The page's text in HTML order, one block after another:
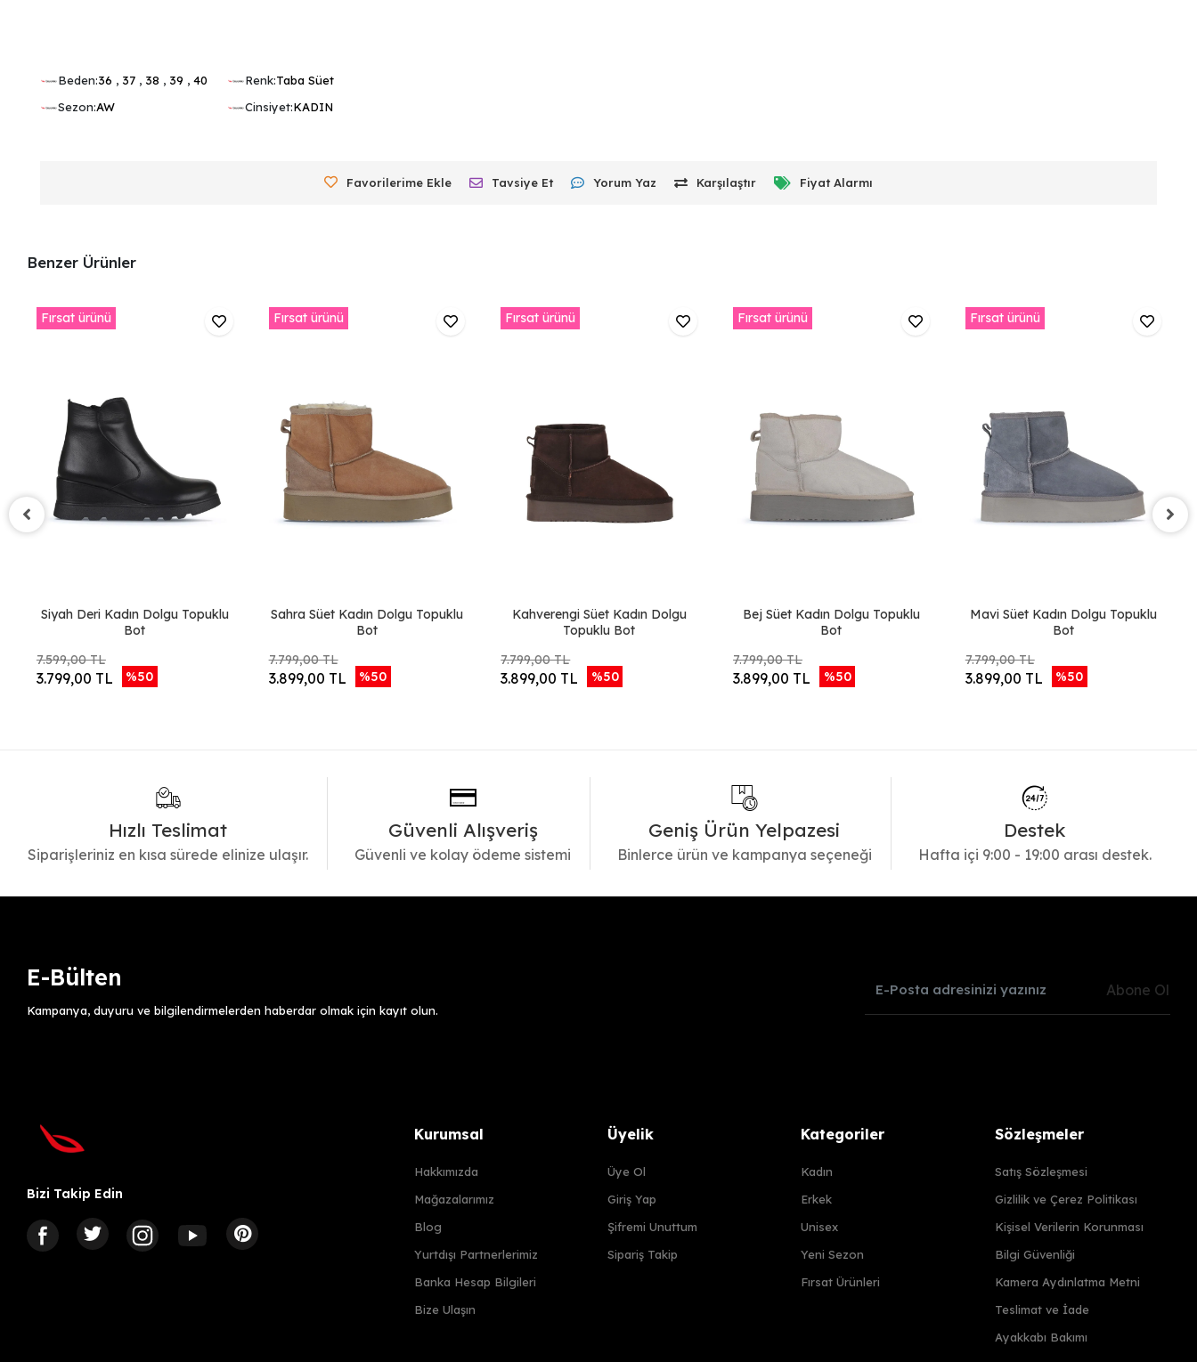
Beden:36 , 37 , 38 , 39 ,40 Renk:Taba Süet
Sezon:AW Cinsiyet:KADIN
Favorilerime Ekle Tavsiye Et Yorum Yaz Karşılaştır Fiyat Alarmı
Benzer Ürünler
Fırsat ürünü
Siyah Deri Kadın Dolgu Topuklu
Bot
7.599,00 TL
3.799,00 TL %50
Fırsat ürünü
Sahra Süet Kadın Dolgu Topuklu
Bot
7.799,00 TL
3.899,00 TL %50
Fırsat ürünü
Kahverengi Süet Kadın Dolgu
Topuklu Bot
7.799,00 TL
3.899,00 TL %50
Fırsat ürünü
Bej Süet Kadın Dolgu Topuklu
Bot
7.799,00 TL
3.899,00 TL %50
Fırsat ürünü
Mavi Süet Kadın Dolgu Topuklu
Bot
7.799,00 TL
3.899,00 TL %50
Hızlı Teslimat
Siparişleriniz en kısa sürede elinize ulaşır.
Güvenli Alışveriş
Güvenli ve kolay ödeme sistemi
Geniş Ürün Yelpazesi
Binlerce ürün ve kampanya seçeneği
Destek
Hafta içi 9:00 - 19:00 arası destek.
E-Bülten
Kampanya, duyuru ve bilgilendirmelerden haberdar olmak için kayıt olun.
Abone Ol
Bizi Takip Edin
Kurumsal
Hakkımızda
Mağazalarımız
Blog
Yurtdışı Partnerlerimiz
Banka Hesap Bilgileri
Bize Ulaşın
Üyelik
Üye Ol
Giriş Yap
Şifremi Unuttum
Sipariş Takip
Kategoriler
Kadın
Erkek
Unisex
Yeni Sezon
Fırsat Ürünleri
Sözleşmeler
Satış Sözleşmesi
Gizlilik ve Çerez Politikası
Kişisel Verilerin Korunması
Bilgi Güvenliği
Kamera Aydınlatma Metni
Teslimat ve İade
Ayakkabı Bakımı